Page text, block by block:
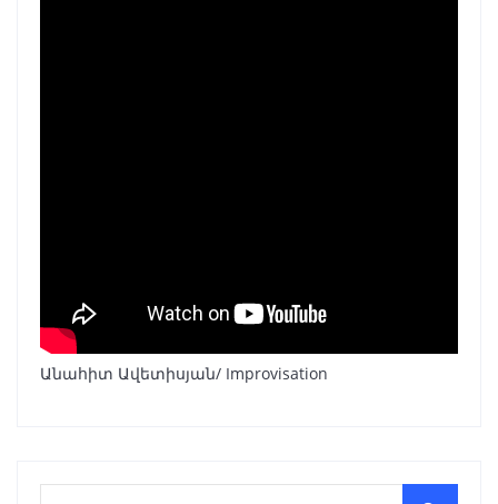
Անահիտ Ավետիսյան/ Improvisation